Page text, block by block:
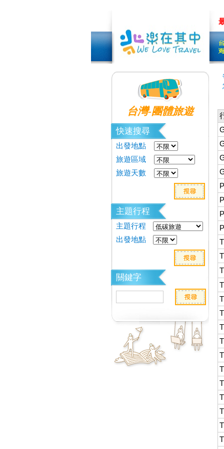
台灣-團體旅遊
快速搜尋
出發地點
旅遊區域
旅遊天數
主題行程
主題行程
出發地點
關鍵字